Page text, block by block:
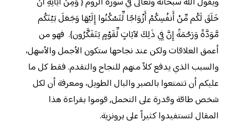
خَلَقَ لَكُم مِّنْ أَنفُسِكُمْ أَزْوَاجًا لِّتَسْكُنُوا إِلَيْهَا وَجَعَلَ بَيْنَكُم
مَّوَدَّةً وَرَحْمَةً إِنَّ فِي ذَلِكَ لآيَاتٍ لِّقَوْمٍ يَتَفَكَّرُون}. فهو من
أعمق العلاقات ولكن عند نجاحها ستكون الأجمل والأسهل،
والسبب الذي يدفع كلاً منهم للنجاح والتقدم. فقط كل ما
عليكم أن تتمتعوا بالصبر والبال الطويل، ومعرفة أن لكل
شخص طاقة وقدرة على التحمل, قوموا بقراءة هذا
المقال لتستفيدوا كثيراً على برونزية.